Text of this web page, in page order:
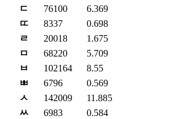
ㄷ
76100
6.369
ㄸ
8337
0.698
ㄹ
20018
1.675
ㅁ
68220
5.709
ㅂ
102164
8.55
ㅃ
6796
0.569
ㅅ
142009
11.885
ㅆ
6983
0.584